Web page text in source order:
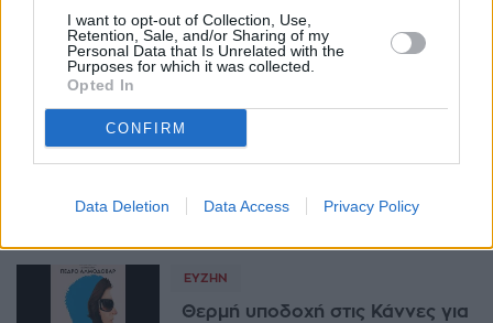
I want to opt-out of Collection, Use,
Retention, Sale, and/or Sharing of my
Personal Data that Is Unrelated with the
Purposes for which it was collected.
Opted In
CONFIRM
Data Deletion Data Access Privacy Policy
θρίλερ από τους παραγωγούς
του "The Batman"
12:28, 24 Μαΐου 2026
"The Mandalorian & Grogu":
σωτηρία για το Star Wars
ΕΥΖΗΝ
Θερμή υποδοχή στις Κάννες για